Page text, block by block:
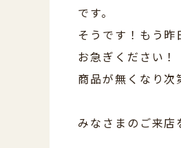
です。
そうです！もう昨
お急ぎください！
商品が無くなり次
みなさまのご来店